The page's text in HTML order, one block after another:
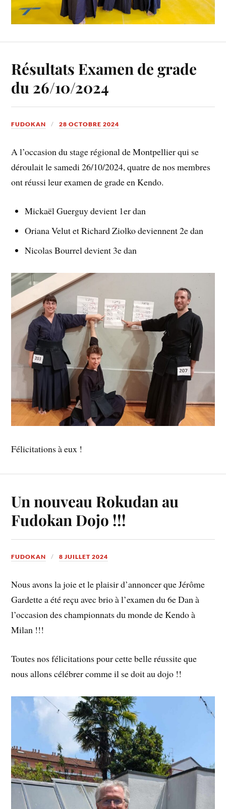
Résultats Examen de grade
du 26/10/2024
FUDOKAN 28 OCTOBRE 2024
A l’occasion du stage régional de Montpellier qui se
déroulait le samedi 26/10/2024, quatre de nos membres
ont réussi leur examen de grade en Kendo.
Mickaël Guerguy devient 1er dan
Oriana Velut et Richard Ziolko deviennent 2e dan
Nicolas Bourrel devient 3e dan
Félicitations à eux !
Un nouveau Rokudan au
Fudokan Dojo !!!
FUDOKAN 8 JUILLET 2024
Nous avons la joie et le plaisir d’annoncer que Jérôme
Gardette a été reçu avec brio à l’examen du 6e Dan à
l’occasion des championnats du monde de Kendo à
Milan !!!
Toutes nos félicitations pour cette belle réussite que
nous allons célébrer comme il se doit au dojo !!